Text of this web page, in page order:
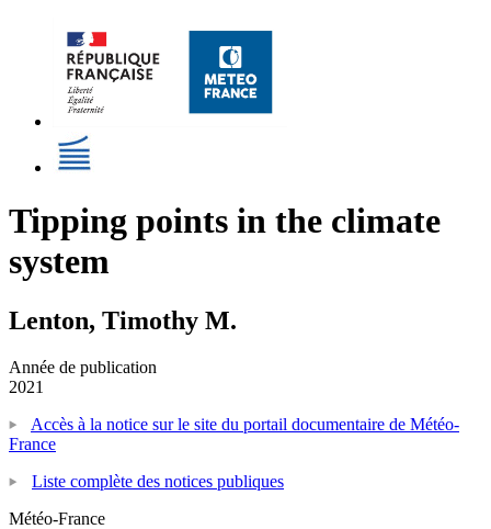
Tipping points in the climate
system
Lenton, Timothy M.
Année de publication
2021
Accès à la notice sur le site du portail documentaire de Météo-
France
Liste complète des notices publiques
Météo-France